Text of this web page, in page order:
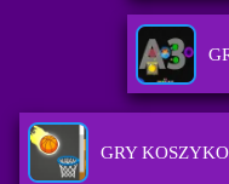
GRY